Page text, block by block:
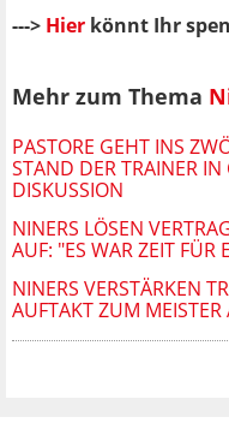
---> Hier könnt Ihr
Mehr zum Thema
PASTORE GEHT INS
STAND DER TRAINER
DISKUSSION
NINERS LÖSEN
AUF: "ES WAR ZEIT FÜR
NINERS VERSTÄRKEN
AUFTAKT ZUM MEISTER